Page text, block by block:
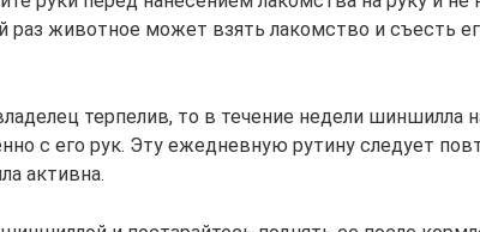
раз животное может взять лакомство и съесть
терпелив, то в течение недели шиншилла
с его рук. Эту ежедневную рутину следует
активна.